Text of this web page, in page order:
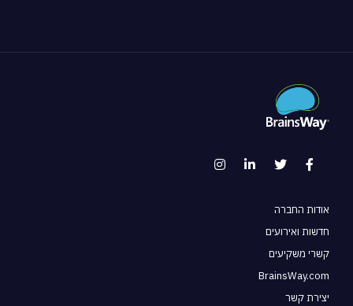
אודות החברה
חדשות ואירועים
קשרי משקיעים
BrainsWay.com
יצירת קשר